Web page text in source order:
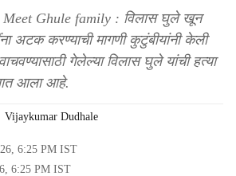
Meet Ghule family : विलास घुले खून
अटक करण्याची मागणी कुटुंबीयांनी केली
गेलेल्या विलास घुले यांची हत्या
आला आहे.
Vijaykumar Dudhale
6:25 PM IST
6:25 PM IST